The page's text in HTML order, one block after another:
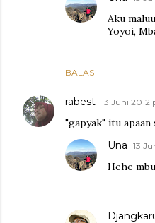
BALAS
Aku
Yoyoi,
rabest 13 Juni
"gapyak" itu apaan
Una 13
Hehe